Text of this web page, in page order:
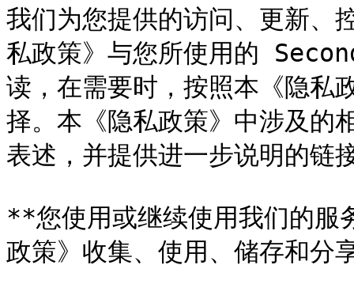
我们为您提供的访问、更新、
私政策》与您所使用的
读，在需要时，按照本《隐私
择。本《隐私政策》中涉及的
表述，并提供进一步说明的链
**您使用或继续使用我们的服
政策》收集、使用、储存和分